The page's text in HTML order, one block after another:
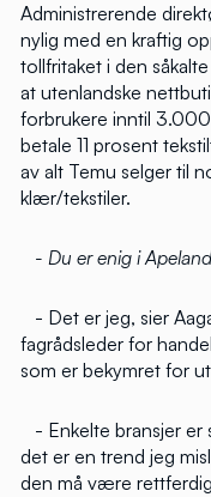
Administrerende
nylig med en kraftig
tollfritaket i den
at utenlandske
forbrukere inntil 3.000
betale 11 prosent
av alt Temu selger til
klær/tekstiler.
- Du er enig i
- Det er jeg, sier
fagrådsleder for
som er bekymret for
- Enkelte bransjer er
det er en trend jeg
den må være